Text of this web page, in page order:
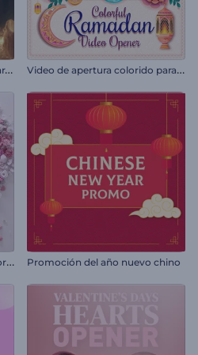
V
ideo de apertura luminosa para Ramadán V
ideo de apertura colorido para Ramadán
I
ntroducción de corazón de flores para San Valentín Promoción del año nuevo chino